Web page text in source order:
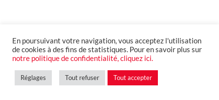
En poursuivant votre navigation, vous acceptez l'utilisation
de cookies à des fins de statistiques. Pour en savoir plus sur
notre politique de confidentialité, cliquez ici.
Réglages Tout refuser Tout accepter